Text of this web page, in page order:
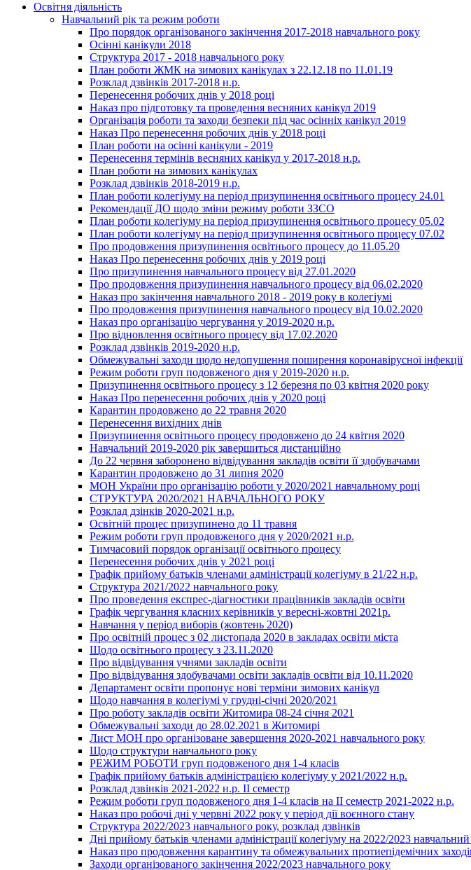
Освітня діяльність
Навчальний рік та режим роботи
Про порядок організованого закінчення 2017-2018 навчального року
Осінні канікули 2018
Структура 2017 - 2018 навчального року
План роботи ЖМК на зимових канікулах з 22.12.18 по 11.01.19
Розклад дзвінків 2017-2018 н.р.
Перенесення робочих днів у 2018 році
Наказ про підготовку та проведення весняних канікул 2019
Організація роботи та заходи безпеки під час осінніх канікул 2019
Наказ Про перенесення робочих днів у 2018 році
План роботи на осінні канікули - 2019
Перенесення термінів весняних канікул у 2017-2018 н.р.
План роботи на зимових канікулах
Розклад дзвінків 2018-2019 н.р.
План роботи колегіуму на період призупинення освітнього процесу 24.01
Рекомендації ДО щодо зміни режиму роботи ЗЗСО
План роботи колегіуму на період призупинення освітнього процесу 05.02
План роботи колегіуму на період призупинення освітнього процесу 07.02
Про продовження призупинення освітнього процесу до 11.05.20
Наказ Про перенесення робочих днів у 2019 році
Про призупинення навчального процесу від 27.01.2020
Про продовження призупинення навчального процесу від 06.02.2020
Наказ про закінчення навчального 2018 - 2019 року в колегіумі
Про продовження призупинення навчального процесу від 10.02.2020
Наказ про організацію чергування у 2019-2020 н.р.
Про відновлення освітнього процесу від 17.02.2020
Розклад дзвінків 2019-2020 н.р.
Обмежувальні заходи щодо недопушення поширення коронавірусної інфекції
Режим роботи груп подовженого дня у 2019-2020 н.р.
Призупинення освітнього процесу з 12 березня по 03 квітня 2020 року
Наказ Про перенесення робочих днів у 2020 році
Карантин продовжено до 22 травня 2020
Перенесення вихідних днів
Призупинення освітнього процесу продовжено до 24 квітня 2020
Навчальний 2019-2020 рік завершиться дистанційно
До 22 червня заборонено відвідування закладів освіти її здобувачами
Карантин продовжено до 31 липня 2020
МОН України про організацію роботи у 2020/2021 навчальному році
СТРУКТУРА 2020/2021 НАВЧАЛЬНОГО РОКУ
Розклад дзінків 2020-2021 н.р.
Освітній процес призупинено до 11 травня
Режим роботи груп продовженого дня у 2020/2021 н.р.
Тимчасовий порядок організації освітнього процесу
Перенесення робочих днів у 2021 році
Графік прийому батьків членами адміністрації колегіуму в 21/22 н.р.
Структура 2021/2022 навчального року
Про проведення експрес-діагностики працівників закладів освіти
Графік чергування класних керівників у вересні-жовтні 2021р.
Навчання у період виборів (жовтень 2020)
Про освітній процес з 02 листопада 2020 в закладах освіти міста
Щодо освітнього процесу з 23.11.2020
Про відвідування учнями закладів освіти
Про відвідування здобувачами освіти закладів освіти від 10.11.2020
Департамент освіти пропонує нові терміни зимових канікул
Щодо навчання в колегіумі у грудні-січні 2020/2021
Про роботу закладів освіти Житомира 08-24 січня 2021
Обмежувальні заходи до 28.02.2021 в Житомирі
Лист МОН про організоване завершення 2020-2021 навчального року
Щодо структури навчального року
РЕЖИМ РОБОТИ груп подовженого дня 1-4 класів
Графік прийому батьків адміністрацією колегіуму у 2021/2022 н.р.
Розклад дзвінків 2021-2022 н.р. ІІ семестр
Режим роботи груп подовженого дня 1-4 класів на ІІ семестр 2021-2022 н.р.
Наказ про робочі дні у червні 2022 року у період дії воєнного стану
Структура 2022/2023 навчального року, розклад дзвінків
Дні прийому батьків членами адміністрації колегіуму на 2022/2023 навчальний
Наказ про продовження карантину та обмежувальних протиепідемічних
Заходи організованого закінчення 2022/2023 навчального року